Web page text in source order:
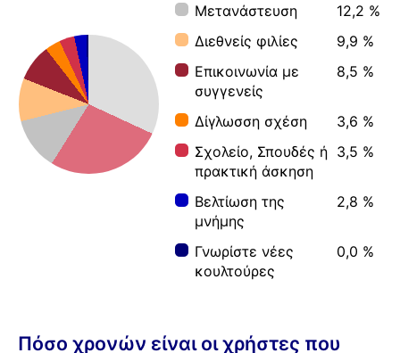
Μετανάστευση
12,2 %
Διεθνείς φιλίες
9,9 %
Επικοινωνία με
συγγενείς
8,5 %
Δίγλωσση σχέση
3,6 %
Σχολείο, Σπουδές ή
πρακτική άσκηση
3,5 %
Βελτίωση της
μνήμης
2,8 %
Γνωρίστε νέες
κουλτούρες
0,0 %
Πόσο χρονών είναι οι χρήστες που